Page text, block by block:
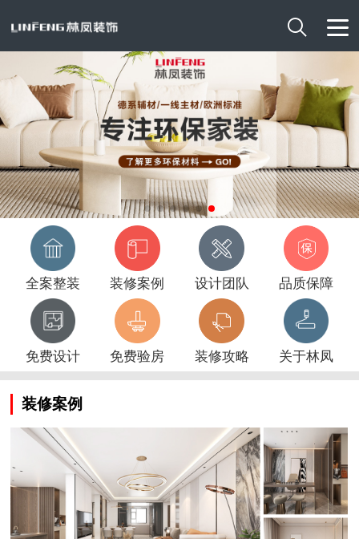

全案整装 装修案例 设计团队 品质保障
免费设计 免费验房 装修攻略 关于林凤
装修案例